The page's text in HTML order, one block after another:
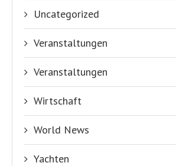
Uncategorized
Veranstaltungen
Veranstaltungen
Wirtschaft
World News
Yachten